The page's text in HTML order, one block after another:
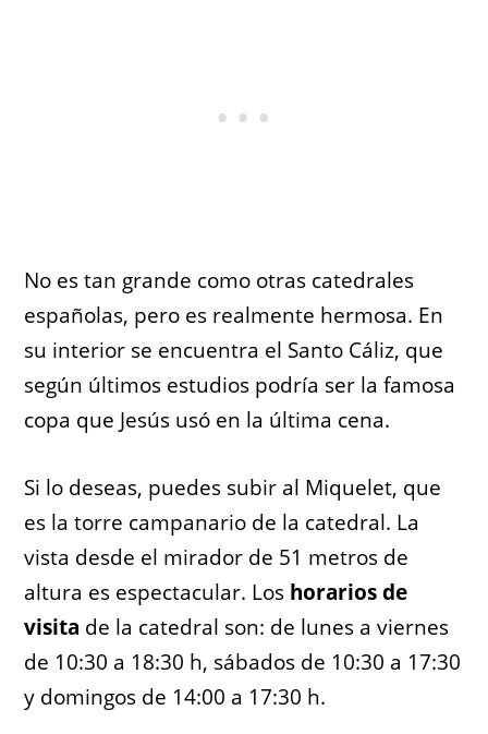
No es tan grande como otras catedrales
españolas, pero es realmente hermosa. En
su interior se encuentra el Santo Cáliz, que
según últimos estudios podría ser la famosa
copa que Jesús usó en la última cena.
Si lo deseas, puedes subir al Miquelet, que
es la torre campanario de la catedral. La
vista desde el mirador de 51 metros de
altura es espectacular. Los horarios de
visita de la catedral son: de lunes a viernes
de 10:30 a 18:30 h, sábados de 10:30 a 17:30
y domingos de 14:00 a 17:30 h.